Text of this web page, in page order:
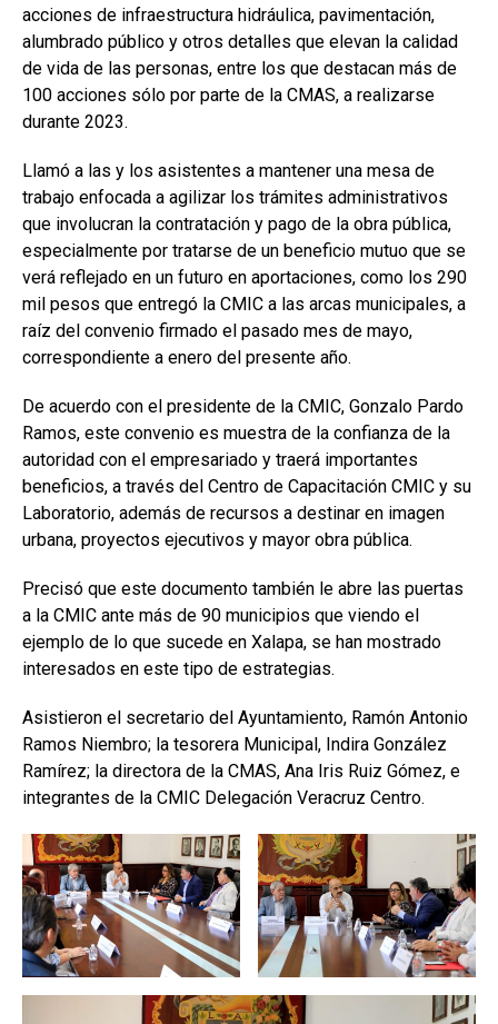
acciones de infraestructura hidráulica, pavimentación,
alumbrado público y otros detalles que elevan la calidad
de vida de las personas, entre los que destacan más de
100 acciones sólo por parte de la CMAS, a realizarse
durante 2023.
Llamó a las y los asistentes a mantener una mesa de
trabajo enfocada a agilizar los trámites administrativos
que involucran la contratación y pago de la obra pública,
especialmente por tratarse de un beneficio mutuo que se
verá reflejado en un futuro en aportaciones, como los 290
mil pesos que entregó la CMIC a las arcas municipales, a
raíz del convenio firmado el pasado mes de mayo,
correspondiente a enero del presente año.
De acuerdo con el presidente de la CMIC, Gonzalo Pardo
Ramos, este convenio es muestra de la confianza de la
autoridad con el empresariado y traerá importantes
beneficios, a través del Centro de Capacitación CMIC y su
Laboratorio, además de recursos a destinar en imagen
urbana, proyectos ejecutivos y mayor obra pública.
Precisó que este documento también le abre las puertas
a la CMIC ante más de 90 municipios que viendo el
ejemplo de lo que sucede en Xalapa, se han mostrado
interesados en este tipo de estrategias.
Asistieron el secretario del Ayuntamiento, Ramón Antonio
Ramos Niembro; la tesorera Municipal, Indira González
Ramírez; la directora de la CMAS, Ana Iris Ruiz Gómez, e
integrantes de la CMIC Delegación Veracruz Centro.